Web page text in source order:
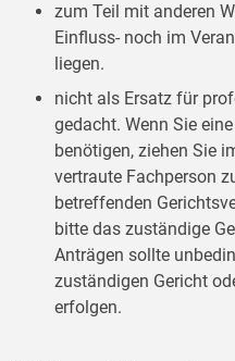
zum Teil mit anderen
Einfluss- noch im
liegen.
nicht als Ersatz für
gedacht. Wenn Sie
benötigen, ziehen Sie
vertraute Fachperson
betreffenden
bitte das zuständige
Anträgen sollte
zuständigen Gericht
erfolgen.